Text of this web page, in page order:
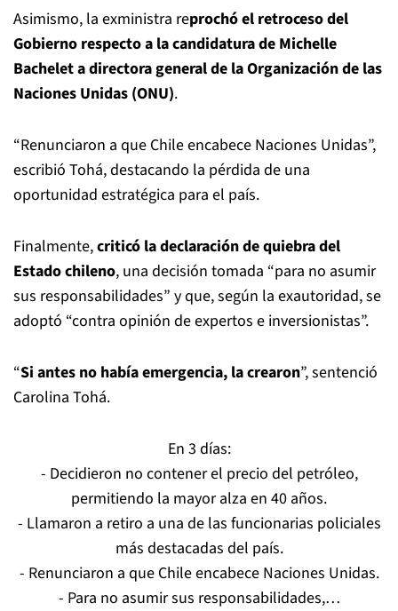
Asimismo, la exministra reprochó el retroceso del
Gobierno respecto a la candidatura de Michelle
Bachelet a directora general de la Organización de las
Naciones Unidas (ONU).
“Renunciaron a que Chile encabece Naciones Unidas”,
escribió Tohá, destacando la pérdida de una
oportunidad estratégica para el país.
Finalmente,criticó la declaración de quiebra del
Estado chileno, una decisión tomada “para no asumir
sus responsabilidades” y que, según la exautoridad, se
adoptó “contra opinión de expertos e inversionistas”.
“Si antes no había emergencia, la crearon”, sentenció
Carolina Tohá.
En 3 días:
- Decidieron no contener el precio del petróleo,
permitiendo la mayor alza en 40 años.
- Llamaron a retiro a una de las funcionarias policiales
más destacadas del país.
- Renunciaron a que Chile encabece Naciones Unidas.
- Para no asumir sus responsabilidades,…